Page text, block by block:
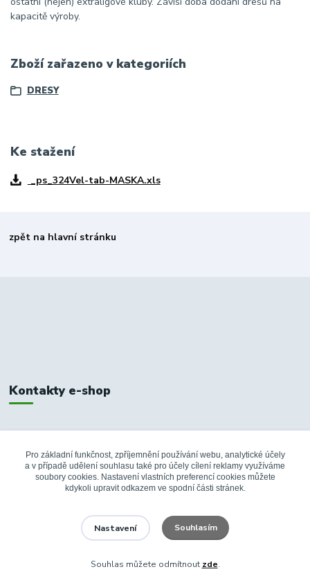
kapacitě výroby.
Zboží zařazeno v kategoriích
DRESY
Ke stažení
_ps_324Vel-tab-MASKA.xls
zpět na hlavní stránku
Kontakty e-shop
+420 326 748 155
info@fanshopbkboleslav.cz
Pro základní funkčnost, zpříjemnění používání webu, analytické účely
a v případě udělení souhlasu také pro účely cílení reklamy využíváme
soubory cookies. Nastavení vlastních preferencí cookies můžete
kdykoli upravit odkazem ve spodní části stránek.
Nastavení Souhlasím
Souhlas můžete odmítnout zde.